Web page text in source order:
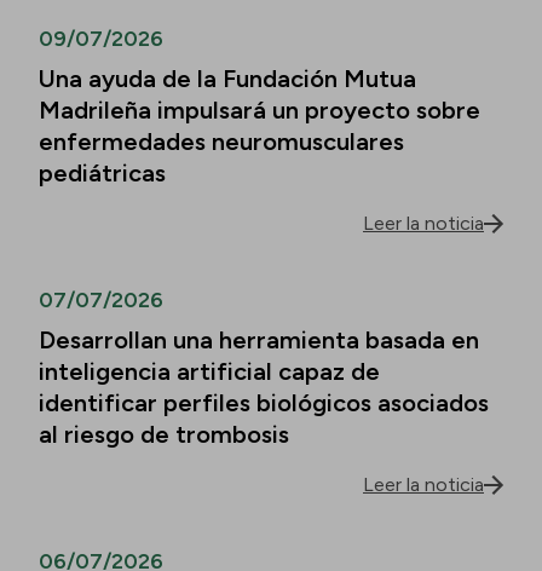
09/07/2026
Una ayuda de la Fundación Mutua
Madrileña impulsará un proyecto sobre
enfermedades neuromusculares
pediátricas
Leer la noticia
07/07/2026
Desarrollan una herramienta basada en
inteligencia artificial capaz de
identificar perfiles biológicos asociados
al riesgo de trombosis
Leer la noticia
06/07/2026